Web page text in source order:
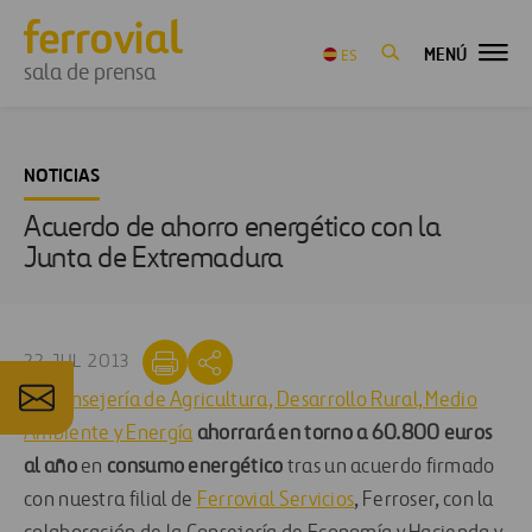
sala de prensa
ES MENÚ
NOTICIAS
Acuerdo de ahorro energético con la
Junta de Extremadura
22 JUL 2013
LaConsejería de Agricultura, Desarrollo Rural, Medio
Ambiente y Energía ahorrará en torno a 60.800 euros
al añoen consumo energético tras un acuerdo firmado
con nuestra filial de Ferrovial Servicios, Ferroser, con la